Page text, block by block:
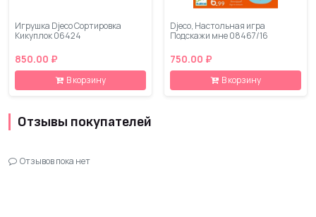
Игрушка Djeco Сортировка
Кикуплок 06424
850.00 ₽
В корзину
Djeco, Настольная игра
Подскажи мне 08467/16
750.00 ₽
В корзину
Отзывы покупателей
Отзывов пока нет